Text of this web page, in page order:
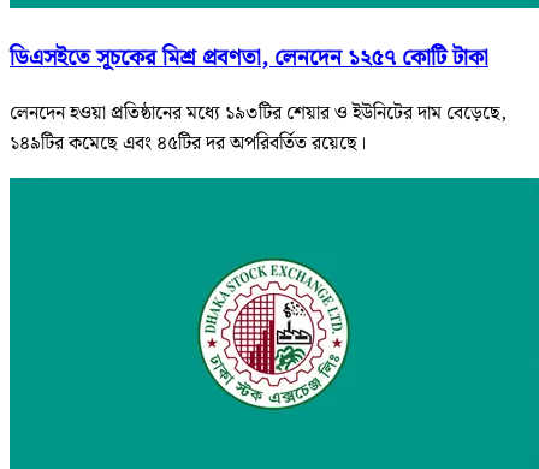
ডিএসইতে সূচকের মিশ্র প্রবণতা, লেনদেন ১২৫৭ কোটি টাকা
লেনদেন হওয়া প্রতিষ্ঠানের মধ্যে ১৯৩টির শেয়ার ও ইউনিটের দাম বেড়েছে,
১৪৯টির কমেছে এবং ৪৫টির দর অপরিবর্তিত রয়েছে।